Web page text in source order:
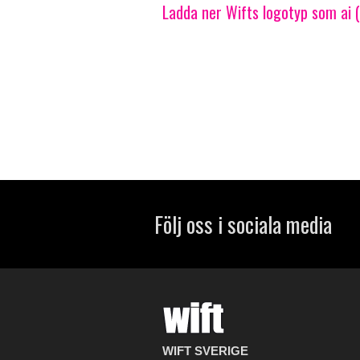
Ladda ner Wifts logotyp som
Följ oss i sociala media
WIFT SVERIGE